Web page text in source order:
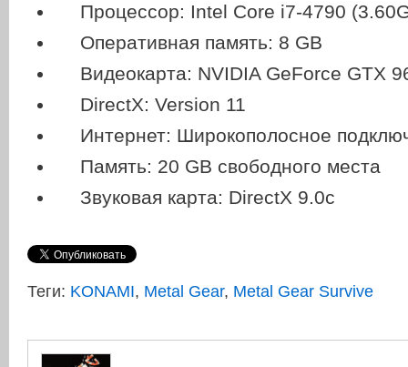
Процессор: Intel Core i7-4790
Оперативная память: 8 GB
Видеокарта: NVIDIA GeForce GTX
DirectX: Version 11
Интернет: Широкополосное
Память: 20 GB свободного места
Звуковая карта: DirectX 9.0c
Теги: KONAMI, Metal Gear, Metal Gear Survive